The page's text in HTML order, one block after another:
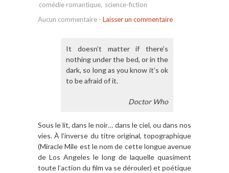
comédie romantique, science-fiction
Aucun commentaire - Laisser un commentaire
It doesn’t matter if there’s
nothing under the bed, or in the
dark, so long as you know it’s ok
to be afraid of it.
Doctor Who
Sous le lit, dans le noir… dans le ciel, ou dans nos
vies. À l’inverse du titre original, topographique
(Miracle Mile est le nom de cette longue avenue
de Los Angeles le long de laquelle quasiment
toute l’action du film va se dérouler) et poétique